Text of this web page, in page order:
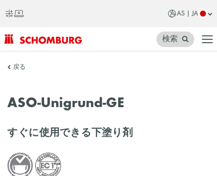
AS | JA
SCHOMBURG
ジ
検索
戻る
ASO-Unigrund-GE
すぐに使用できる下塗り剤